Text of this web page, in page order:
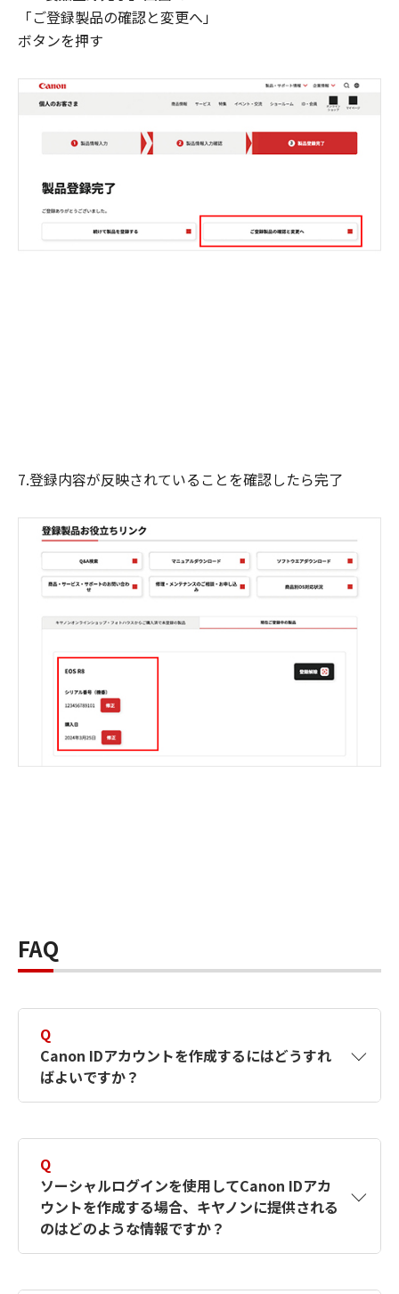
「ご登録製品の確認と変更へ」
ボタンを押す
7.登録内容が反映されていることを確認したら完了
FAQ
Q
Canon IDアカウントを作成するにはどうすれ
ばよいですか？
す。詳しい作成方法は【カメラ】Canon IDとは
何ですか？Canon IDの作成方法は？をご確認く
ださい。
Q
ソーシャルログインを使用してCanon IDアカ
ウントを作成する場合、キヤノンに提供される
のはどのような情報ですか？